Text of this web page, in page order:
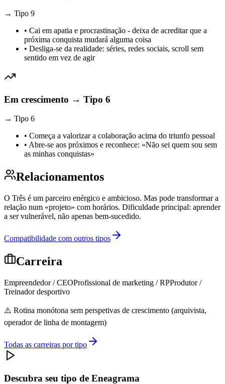
→ Tipo 9
• Cai em apatia e procrastinação - deixa de acreditar que a
próxima conquista mudará alguma coisa
• Desliga-se da realidade: séries, redes sociais, scroll sem
sentido em vez de agir
Em crescimento → Tipo 6
→ Tipo 6
• Começa a valorizar a colaboração acima do triunfo pessoal
• Abre-se aos próximos e reconhece: «Não sei quem sou sem
as minhas conquistas»
Relacionamentos
O Três é um parceiro enérgico e ambicioso. Mas pode transformar a
relação num «projeto» com horários. Dificuldade principal: aprender
a ser vulnerável, não apenas bem-sucedido.
Compatibilidade com outros tipos
Carreira
Empreendedor / CEOProfissional de marketing / RPProdutor /
Treinador desportivo
⚠️ Rotina monótona sem perspetivas de crescimento (arquivista,
operador de linha de montagem)
Todas as carreiras por tipo
Descubra seu tipo de Eneagrama